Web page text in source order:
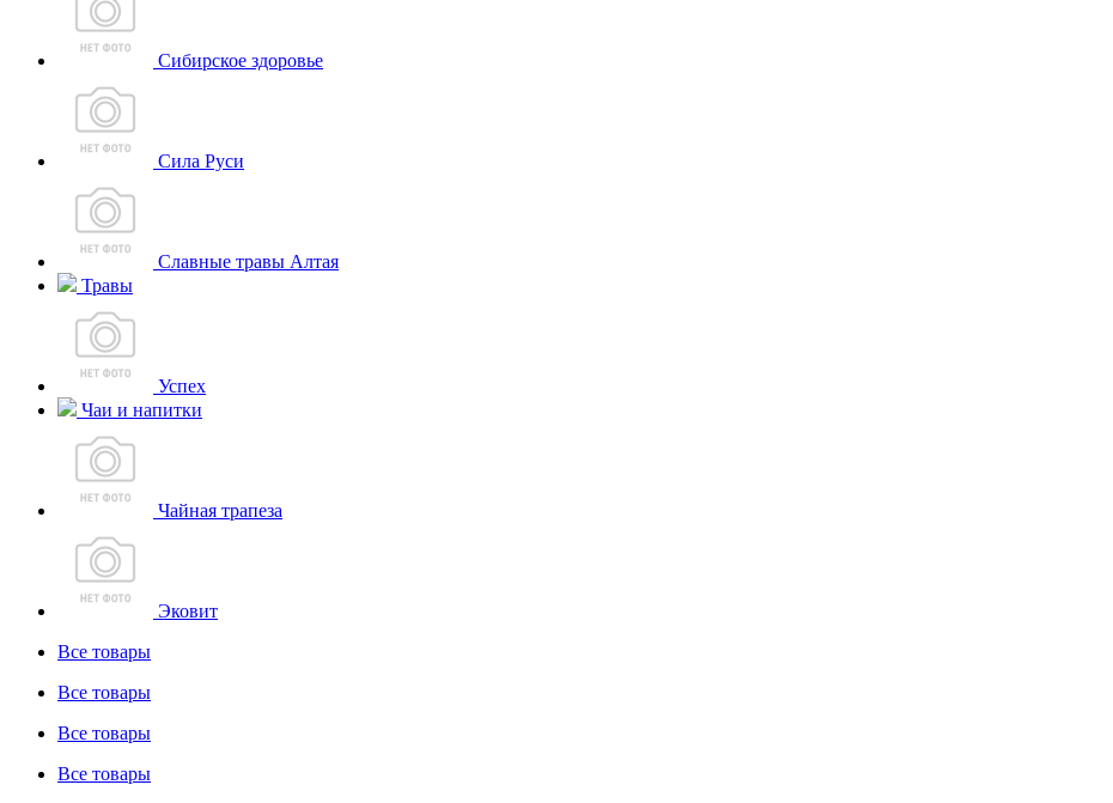
Сибирское здоровье
Сила Руси
Славные травы Алтая
Травы
Успех
Чаи и напитки
Чайная трапеза
Эковит
Все товары
Все товары
Все товары
Все товары